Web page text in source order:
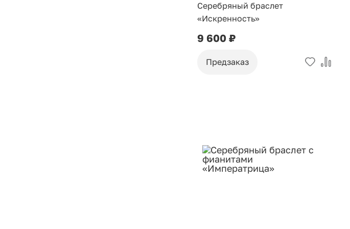
Серебряный браслет
«Искренность»
9 600 ₽
Предзаказ